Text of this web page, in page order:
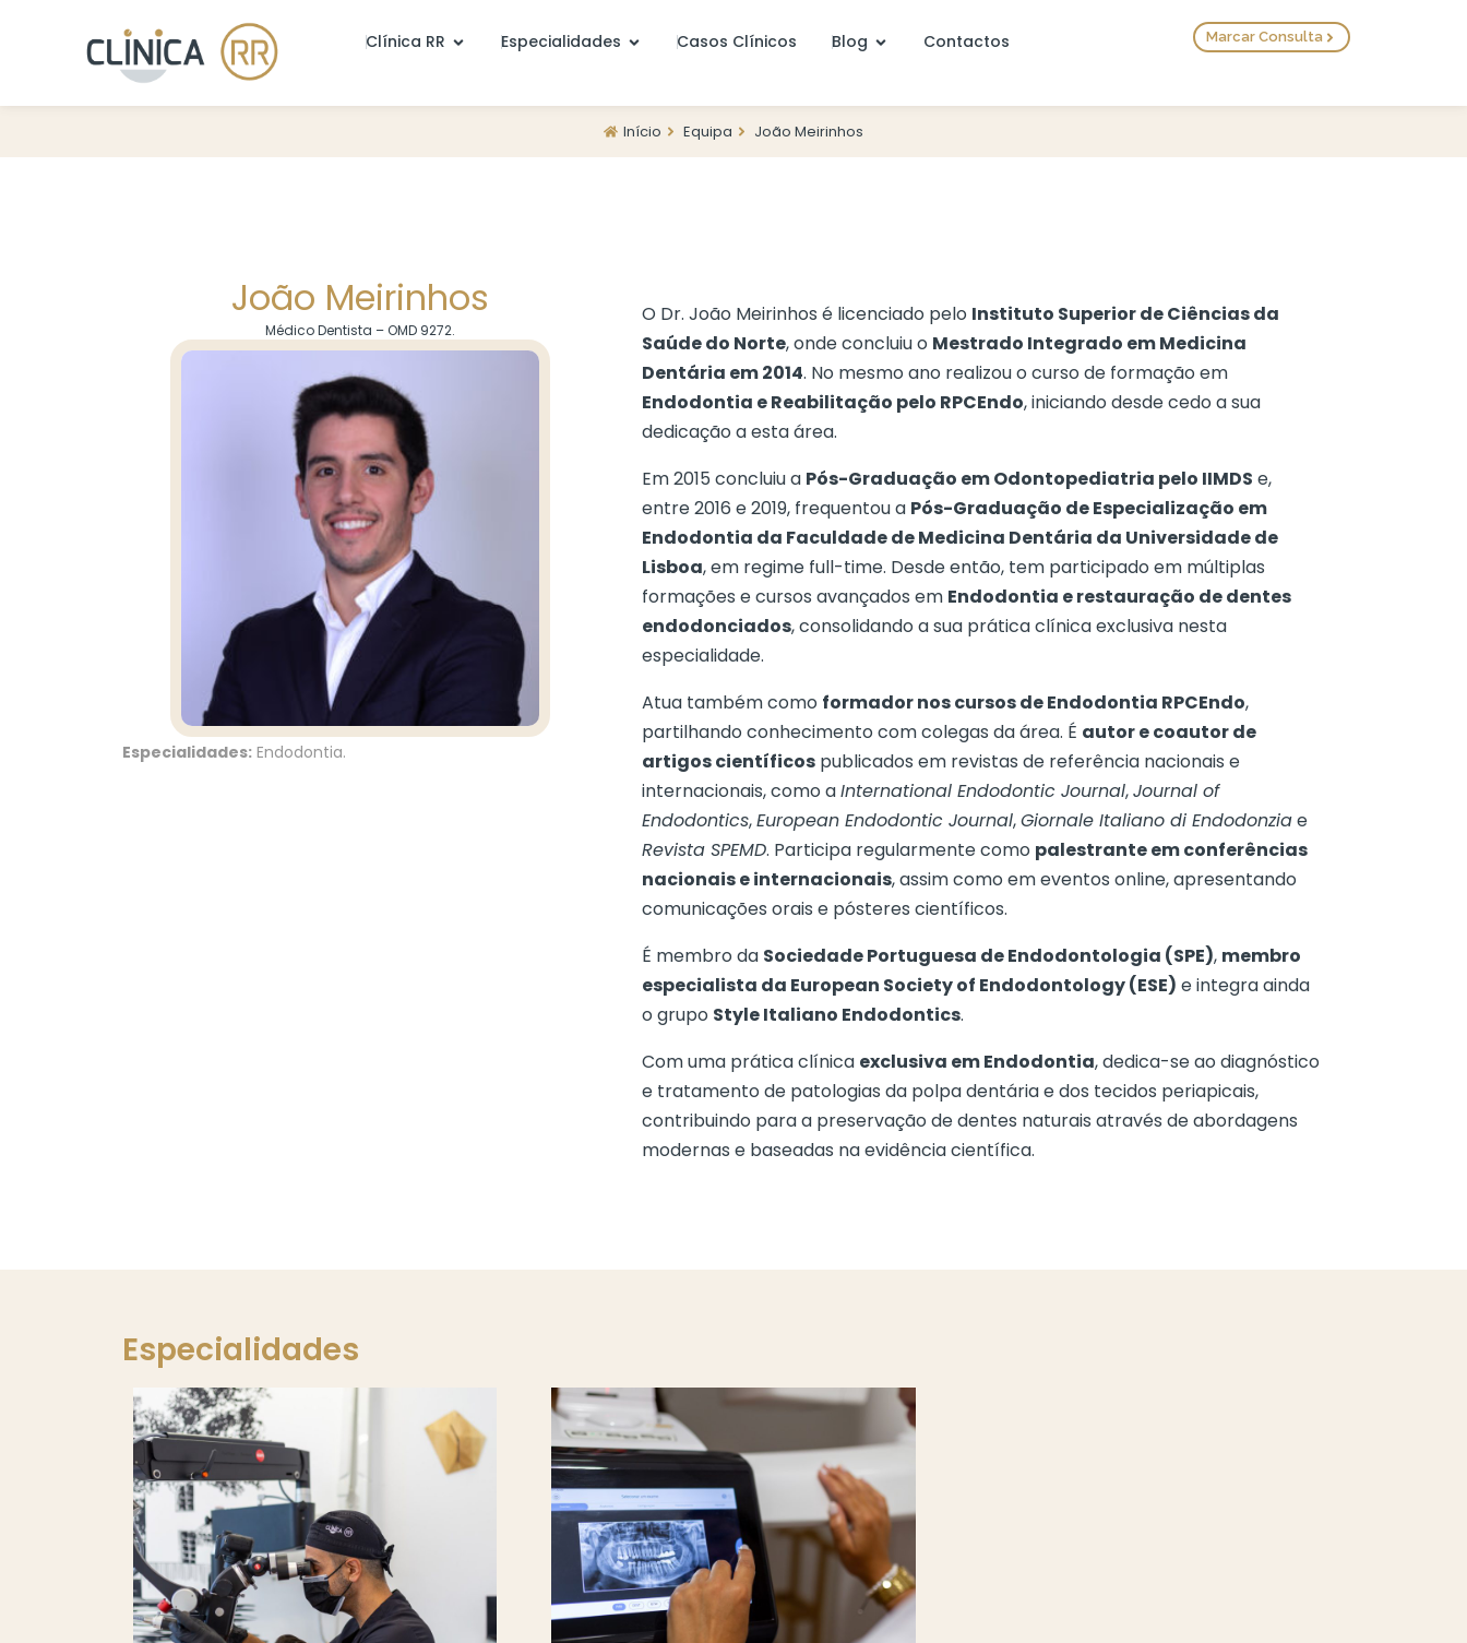
Clínica RR Especialidades Casos Clínicos Blog Contactos Marcar Consulta
Início Equipa João Meirinhos
João Meirinhos
Médico Dentista – OMD 9272.
Especialidades: Endodontia.
O Dr. João Meirinhos é licenciado pelo Instituto Superior de Ciências da
Saúde do Norte, onde concluiu o Mestrado Integrado em Medicina
Dentária em 2014. No mesmo ano realizou o curso de formação em
Endodontia e Reabilitação pelo RPCEndo, iniciando desde cedo a sua
dedicação a esta área.
Em 2015 concluiu a Pós-Graduação em Odontopediatria pelo IIMDS e,
entre 2016 e 2019, frequentou a Pós-Graduação de Especialização em
Endodontia da Faculdade de Medicina Dentária da Universidade de
Lisboa, em regime full-time. Desde então, tem participado em múltiplas
formações e cursos avançados em Endodontia e restauração de dentes
endodonciados, consolidando a sua prática clínica exclusiva nesta
especialidade.
Atua também como formador nos cursos de Endodontia RPCEndo,
partilhando conhecimento com colegas da área. É autor e coautor de
artigos científicos publicados em revistas de referência nacionais e
internacionais, como aInternational Endodontic Journal,Journal of
Endodontics,European Endodontic Journal,Giornale Italiano di Endodonziae
Revista SPEMD. Participa regularmente como palestrante em conferências
nacionais e internacionais, assim como em eventos online, apresentando
comunicações orais e pósteres científicos.
É membro da Sociedade Portuguesa de Endodontologia (SPE), membro
especialista da European Society of Endodontology (ESE) e integra ainda
o grupo Style Italiano Endodontics.
Com uma prática clínica exclusiva em Endodontia, dedica-se ao diagnóstico
e tratamento de patologias da polpa dentária e dos tecidos periapicais,
contribuindo para a preservação de dentes naturais através de abordagens
modernas e baseadas na evidência científica.
Especialidades